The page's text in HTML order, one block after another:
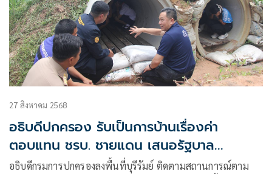
27 สิงหาคม 2568
อธิบดีปกครอง รับเป็นการบ้านเรื่องค่า
ตอบแทน ชรบ. ชายแดน เสนอรัฐบาล
พิจารณา
อธิบดีกรมการปกครองลงพื้นที่บุรีรัมย์ ติดตามสถานการณ์ตาม